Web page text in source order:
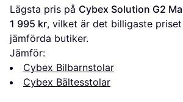
Lägsta pris på Cybex Solution G2
1 995 kr, vilket är det billigaste
jämförda butiker.
Jämför:
Cybex Bilbarnstolar
Cybex Bältesstolar